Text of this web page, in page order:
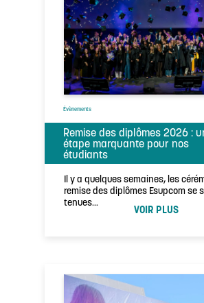
Évènements
Remise des diplômes 2026 :
étape marquante pour nos
étudiants
Il y a quelques semaines, les
remise des diplômes Esupcom se
tenues…
VOIR PLUS